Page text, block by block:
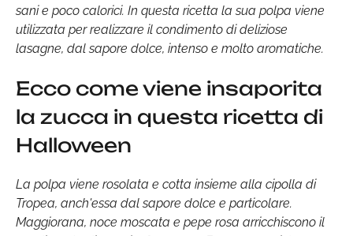
sani e poco calorici. In questa ricetta la sua polpa viene
utilizzata per realizzare il condimento di deliziose
lasagne, dal sapore dolce, intenso e molto aromatiche.
Ecco come viene insaporita
la zucca in questa ricetta di
Halloween
La polpa viene rosolata e cotta insieme alla cipolla di
Tropea, anch'essa dal sapore dolce e particolare.
Maggiorana, noce moscata e pepe rosa arricchiscono il